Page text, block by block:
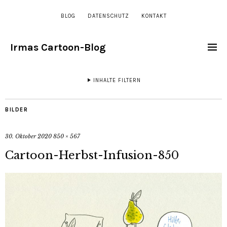
BLOG DATENSCHUTZ KONTAKT
Irmas Cartoon-Blog
INHALTE FILTERN
BILDER
30. Oktober 2020 850 × 567
Cartoon-Herbst-Infusion-850